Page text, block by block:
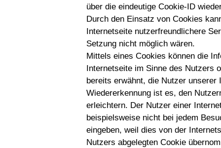
über die eindeutige Cookie-ID
Durch den Einsatz von Cookies
Internetseite nutzerfreundlichere
Setzung nicht möglich wären.
Mittels eines Cookies können die
Internetseite im Sinne des Nutzers
bereits erwähnt, die Nutzer
Wiedererkennung ist es, den
erleichtern. Der Nutzer einer
beispielsweise nicht bei jedem
eingeben, weil dies von der
Nutzers abgelegten Cookie